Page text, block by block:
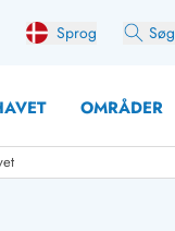
Sprog Søg
OMRÅDER